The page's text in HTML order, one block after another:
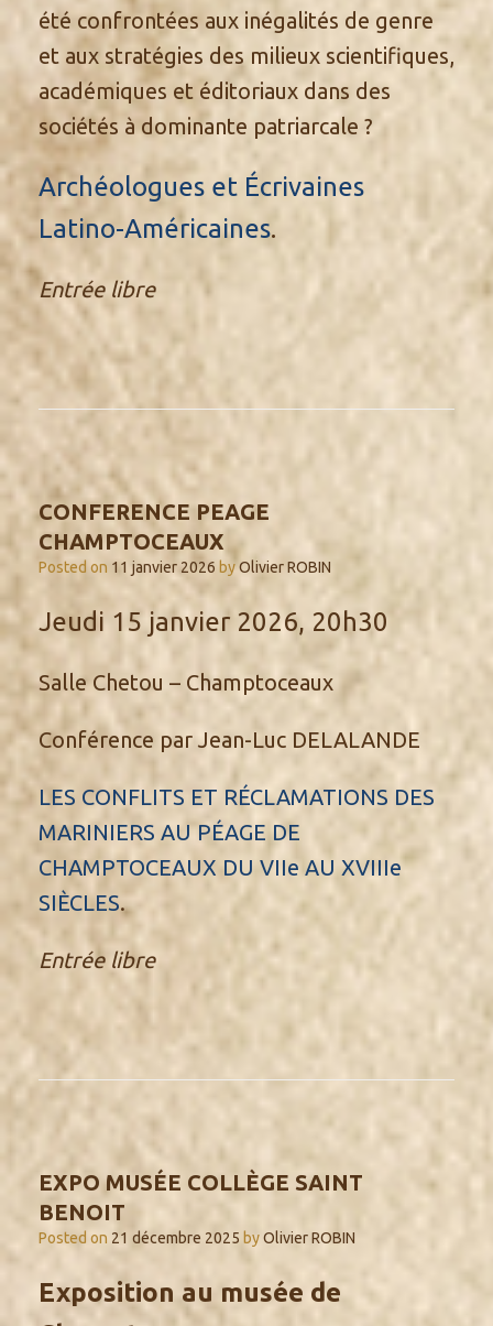
été confrontées aux inégalités de genre
et aux stratégies des milieux scientifiques,
académiques et éditoriaux dans des
sociétés à dominante patriarcale ?
Archéologues et Écrivaines
Latino-Américaines.
Entrée libre
CONFERENCE PEAGE
CHAMPTOCEAUX
Posted on 11 janvier 2026 byOlivier ROBIN
Jeudi 15 janvier 2026, 20h30
Salle Chetou – Champtoceaux
Conférence par Jean-Luc DELALANDE
LES CONFLITS ET RÉCLAMATIONS DES
MARINIERS AU PÉAGE DE
CHAMPTOCEAUX DU VIIe AU XVIIIe
SIÈCLES.
Entrée libre
EXPO MUSÉE COLLÈGE SAINT
BENOIT
Posted on 21 décembre 2025 byOlivier ROBIN
Exposition au musée de